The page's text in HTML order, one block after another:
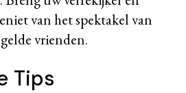
van het spektakel van
vrienden.
Tips